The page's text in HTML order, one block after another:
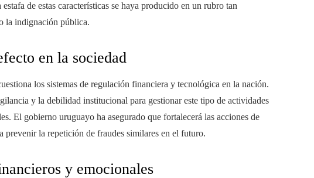
de estas características se haya producido en un rubro tan
la indignación pública.
en la sociedad
los sistemas de regulación financiera y tecnológica en la nación.
y la debilidad institucional para gestionar este tipo de actividades
El gobierno uruguayo ha asegurado que fortalecerá las acciones de
la repetición de fraudes similares en el futuro.
y emocionales